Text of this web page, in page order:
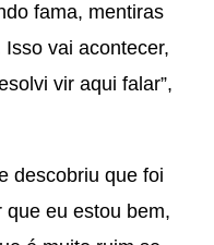
fama, mentiras
vai acontecer,
vir aqui falar”,
descobriu que foi
que eu estou bem,